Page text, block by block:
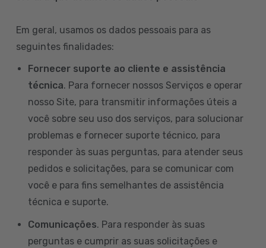
Em geral, usamos os dados pessoais para as
seguintes finalidades:
Fornecer suporte ao cliente e assistência
técnica. Para fornecer nossos Serviços e operar
nosso Site, para transmitir informações úteis a
você sobre seu uso dos serviços, para solucionar
problemas e fornecer suporte técnico, para
responder às suas perguntas, para atender seus
pedidos e solicitações, para se comunicar com
você e para fins semelhantes de assistência
técnica e suporte.
Comunicações. Para responder às suas
perguntas e cumprir as suas solicitações e